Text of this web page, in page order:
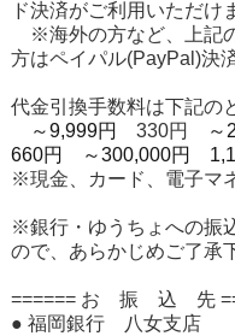
ド決済がご利用いただけ
※海外の方など、上記
方はペイパル(PayPal)決
代金引換手数料は下記の
～9,999円 330円 ～
660円
～300,000円
※現金、カード、電子マ
※銀行・ゆうちょへの振
ので、あらかじめご了承
====== お 振 込 先
● 福岡銀行 八